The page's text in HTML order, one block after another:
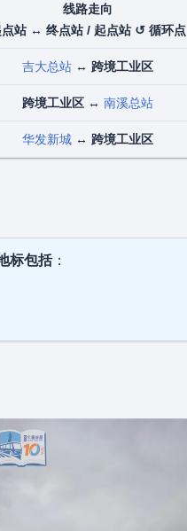
线路走向
点站 ↔ 终点站 / 起点站 ↺ 循环点
吉大总站↔ 跨境工业区
跨境工业区↔ 南溪总站
华发新城↔ 跨境工业区
标包括：